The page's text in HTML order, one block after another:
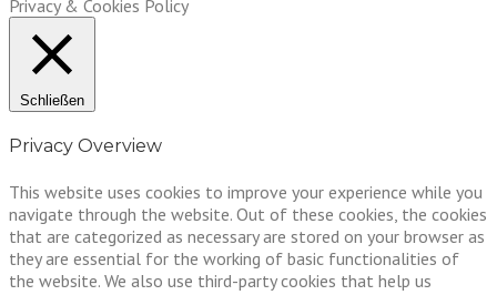
Privacy & Cookies Policy
Schließen
Privacy Overview
This website uses cookies to improve your experience while you
navigate through the website. Out of these cookies, the cookies
that are categorized as necessary are stored on your browser as
they are essential for the working of basic functionalities of
the website. We also use third-party cookies that help us